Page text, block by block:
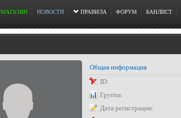
МАГАЗИН НОВОСТИ ПРАВИЛА ФОРУМ БАНЛИСТ
Общая информация
ID:
Группа:
Дата регистрации: